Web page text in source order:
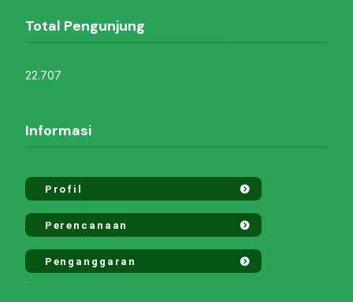
Total Pengunjung
22.707
Informasi
Profil
Perencanaan
Penganggaran